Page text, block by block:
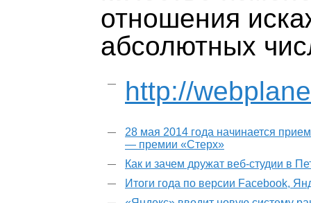
отношения
абсолютных
http://
28 мая 2014 года начинается
— премии «Стерх»
Как и зачем дружат веб-студии в
Итоги года по версии Facebook,